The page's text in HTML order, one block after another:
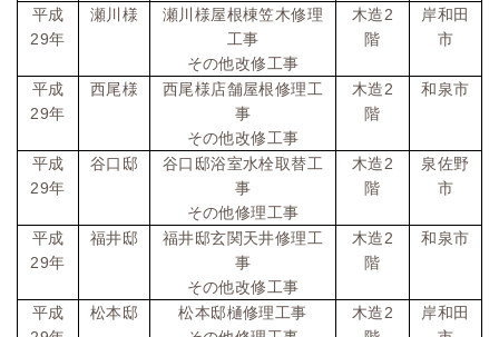
平成
29年
瀬川様
瀬川様屋根棟笠木修理
工事
その他改修工事
木造2
階
岸和田
市
平成
29年
西尾様
西尾様店舗屋根修理工
事
その他改修工事
木造2
階
和泉市
平成
29年
谷口邸
谷口邸浴室水栓取替工
事
その他修理工事
木造2
階
泉佐野
市
平成
29年
福井邸
福井邸玄関天井修理工
事
その他改修工事
木造2
階
和泉市
平成 松本邸
松本邸樋修理工事
木造2
岸和田